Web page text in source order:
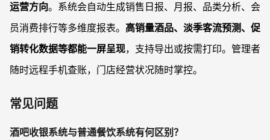
运营方向。系统会自动生成销售日报、月报、品类分析、会
员消费排行等多维度报表。 高销量酒品、淡季客流预测、促
销转化数据等都能一屏呈现，支持导出或按需打印。管理者
随时远程手机查账，门店经营状况随时掌控。
常见问题
酒吧收银系统与普通餐饮系统有何区别？